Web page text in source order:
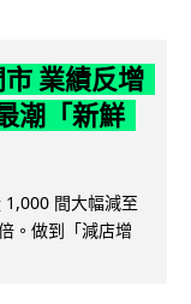
業績反增
潮「新鮮
1,000 間大幅減至
。做到「減店增